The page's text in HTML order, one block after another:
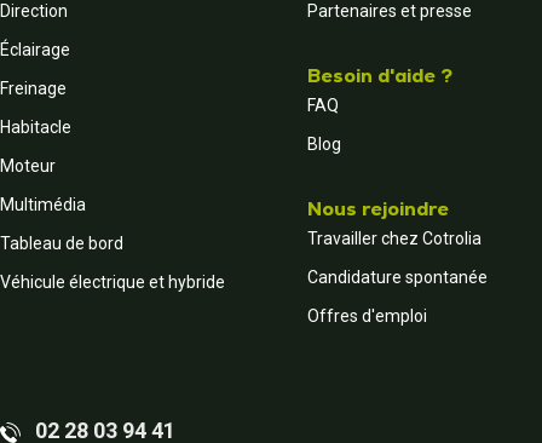
Direction
Éclairage
Freinage
Habitacle
Moteur
Multimédia
Tableau de bord
Véhicule électrique et hybride
Partenaires et presse
Besoin d'aide ?
FAQ
Blog
Nous rejoindre
Travailler chez Cotrolia
Candidature spontanée
Offres d'emploi
02 28 03 94 41